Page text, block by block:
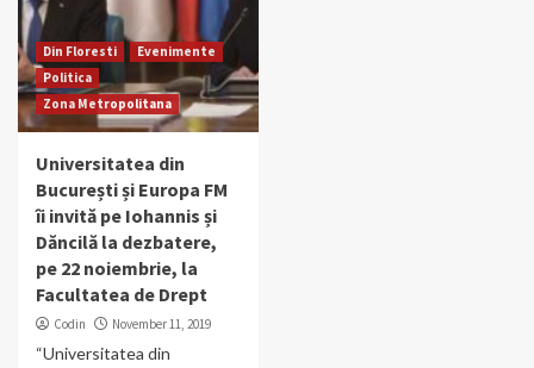
Din Floresti
Evenimente
Politica
Zona Metropolitana
Universitatea din
București și Europa FM
îi invită pe Iohannis și
Dăncilă la dezbatere,
pe 22 noiembrie, la
Facultatea de Drept
Codin November 11, 2019
“Universitatea din